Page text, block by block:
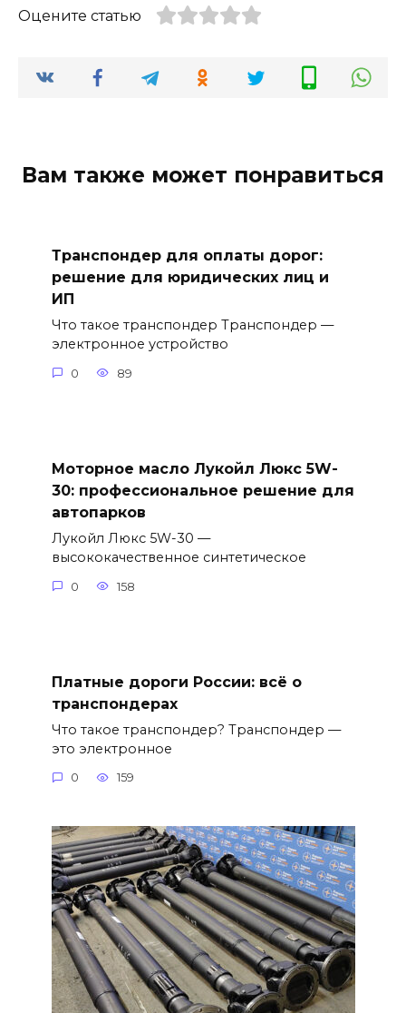
Оцените статью
Вам также может понравиться
Транспондер для оплаты дорог:
решение для юридических лиц и
ИП
Что такое транспондер Транспондер —
электронное устройство
0 89
Моторное масло Лукойл Люкс 5W-
30: профессиональное решение для
автопарков
Лукойл Люкс 5W-30 —
высококачественное синтетическое
0 158
Платные дороги России: всё о
транспондерах
Что такое транспондер? Транспондер —
это электронное
0 159